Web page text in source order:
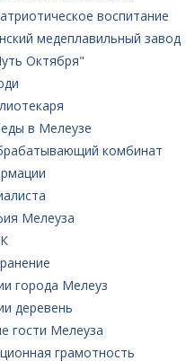
воспитание
медеплавильный завод
Октября"
в Мелеузе
комбинат
Мелеуза
города Мелеуз
деревень
гости Мелеуза
грамотность